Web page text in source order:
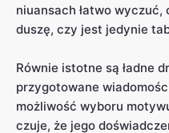
niuansach łatwo
duszę, czy jest jedynie
Równie istotne są ładne
przygotowane
możliwość wyboru
czuje, że jego